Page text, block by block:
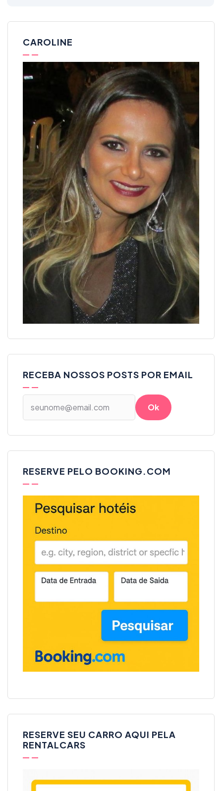
CAROLINE
RECEBA NOSSOS POSTS POR EMAIL
RESERVE PELO BOOKING.COM
RESERVE SEU CARRO AQUI PELA
RENTALCARS